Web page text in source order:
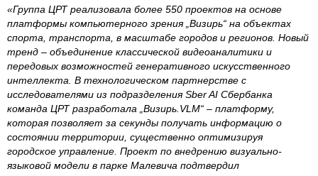
«Группа ЦРТ реализовала более 550 проектов на основе
платформы компьютерного зрения „Визирь“ на объектах
спорта, транспорта, в масштабе городов и регионов. Новый
тренд – объединение классической видеоаналитики и
передовых возможностей генеративного искусственного
интеллекта. В технологическом партнерстве с
исследователями из подразделения Sber AI Сбербанка
команда ЦРТ разработала „Визирь.VLM“ – платформу,
которая позволяет за секунды получать информацию о
состоянии территории, существенно оптимизируя
городское управление. Проект по внедрению визуально-
языковой модели в парке Малевича подтвердил